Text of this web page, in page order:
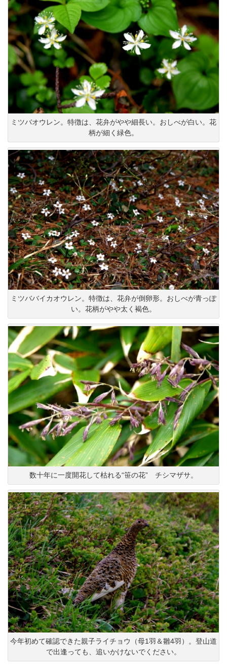
ミツバオウレン。特徴は、花弁がやや細長い。おしべが白い。花
柄が細く緑色。
ミツババイカオウレン。特徴は、花弁が倒卵形。おしべが青っぽ
い。花柄がやや太く褐色。
数十年に一度開花して枯れる“笹の花” チシマザサ。
今年初めて確認できた親子ライチョウ（母1羽＆雛4羽）。登山道
で出逢っても、追いかけないでください。